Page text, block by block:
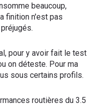
beaucoup,
finition n'est pas
pour y avoir fait le test
on déteste. Pour ma
sous certains profils.
routières du 3.5